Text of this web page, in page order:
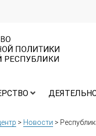
> Новости >